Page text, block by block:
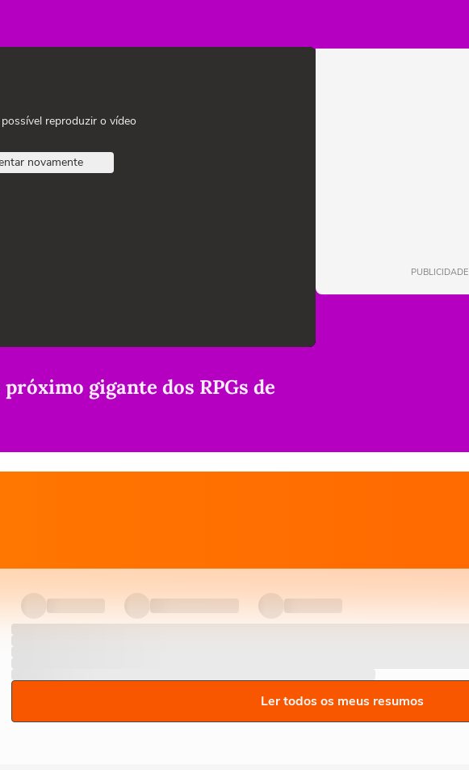
reproduzir o vídeo
novamente
gigante dos RPGs de
PUBLICIDADE
Ler todos os meus resumos